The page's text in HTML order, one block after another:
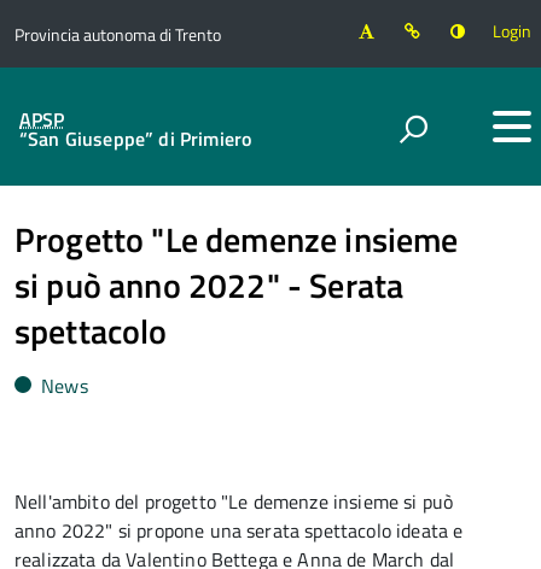
Provincia autonoma di Trento Login
APSP
“San Giuseppe” di Primiero
Progetto "Le demenze insieme
si può anno 2022" - Serata
spettacolo
News
Nell'ambito del progetto "Le demenze insieme si può
anno 2022" si propone una serata spettacolo ideata e
realizzata da Valentino Bettega e Anna de March dal